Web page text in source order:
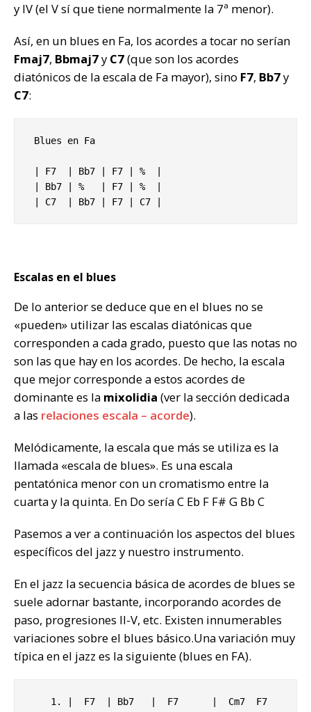
y IV (el V sí que tiene normalmente la 7ª menor).
Así, en un blues en Fa, los acordes a tocar no serían
Fmaj7, Bbmaj7y C7(que son los acordes
diatónicos de la escala de Fa mayor), sino F7, Bb7y
C7:
| C7  | Bb7 | F7 | C7 |
Escalas en el blues
De lo anterior se deduce que en el blues no se
«pueden» utilizar las escalas diatónicas que
corresponden a cada grado, puesto que las notas no
son las que hay en los acordes. De hecho, la escala
que mejor corresponde a estos acordes de
dominante es la mixolidia (ver la sección dedicada
a las relaciones escala – acorde).
Melódicamente, la escala que más se utiliza es la
llamada «escala de blues». Es una escala
pentatónica menor con un cromatismo entre la
cuarta y la quinta. En Do sería C Eb F F# G Bb C
Pasemos a ver a continuación los aspectos del blues
específicos del jazz y nuestro instrumento.
En el jazz la secuencia básica de acordes de blues se
suele adornar bastante, incorporando acordes de
paso, progresiones II-V, etc. Existen innumerables
variaciones sobre el blues básico.Una variación muy
típica en el jazz es la siguiente (blues en FA).